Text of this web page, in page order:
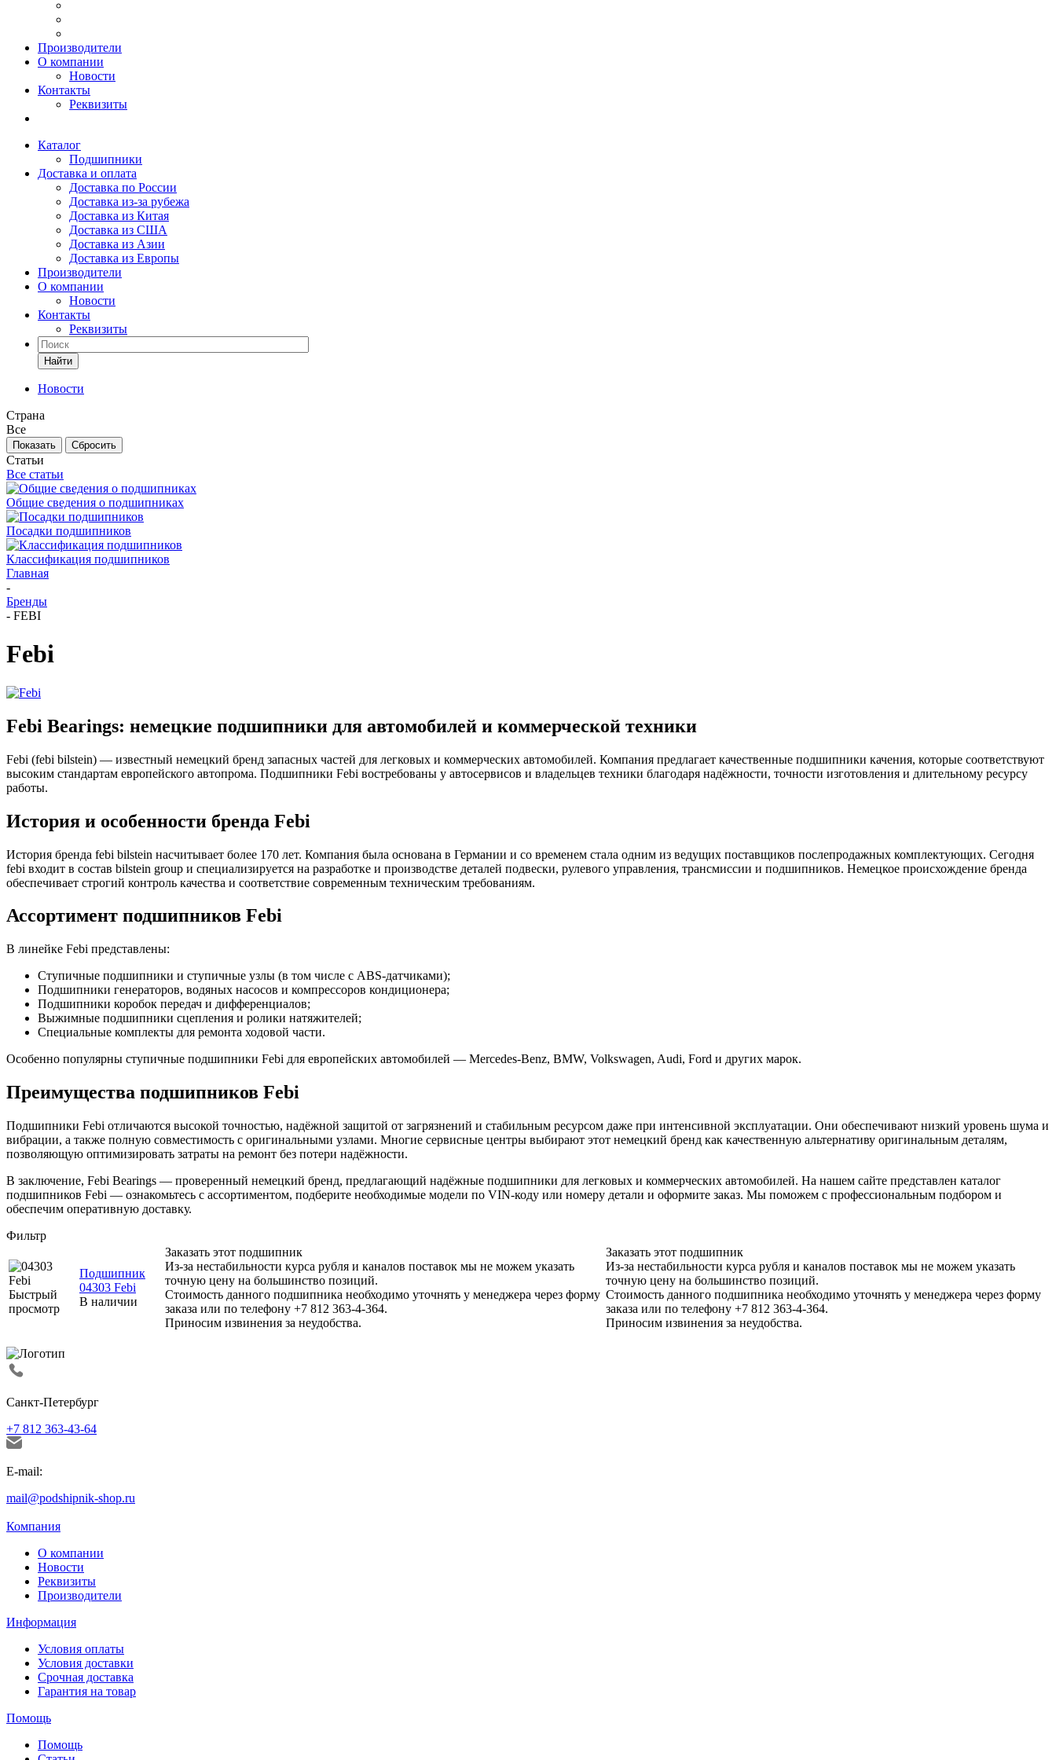
Производители
О компании
Новости
Контакты
Реквизиты
Каталог
Подшипники
Доставка и оплата
Доставка по России
Доставка из-за рубежа
Доставка из Китая
Доставка из США
Доставка из Азии
Доставка из Европы
Производители
О компании
Новости
Контакты
Реквизиты
Найти
Новости
Страна
Все
Сбросить
Статьи
Все статьи
Общие сведения о подшипниках
Посадки подшипников
Классификация подшипников
Главная
-
Бренды
- FEBI
Febi
Febi Bearings: немецкие подшипники для автомобилей и коммерческой техники
Febi (febi bilstein) — известный немецкий бренд запасных частей для легковых и коммерческих автомобилей. Компания предлагает качественные подшипники качения, которые соответствуют
высоким стандартам европейского автопрома. Подшипники Febi востребованы у автосервисов и владельцев техники благодаря надёжности, точности изготовления и длительному ресурсу
работы.
История и особенности бренда Febi
История бренда febi bilstein насчитывает более 170 лет. Компания была основана в Германии и со временем стала одним из ведущих поставщиков послепродажных комплектующих. Сегодня
febi входит в состав bilstein group и специализируется на разработке и производстве деталей подвески, рулевого управления, трансмиссии и подшипников. Немецкое происхождение бренда
обеспечивает строгий контроль качества и соответствие современным техническим требованиям.
Ассортимент подшипников Febi
В линейке Febi представлены:
Ступичные подшипники и ступичные узлы (в том числе с ABS-датчиками);
Подшипники генераторов, водяных насосов и компрессоров кондиционера;
Подшипники коробок передач и дифференциалов;
Выжимные подшипники сцепления и ролики натяжителей;
Специальные комплекты для ремонта ходовой части.
Особенно популярны ступичные подшипники Febi для европейских автомобилей — Mercedes-Benz, BMW, Volkswagen, Audi, Ford и других марок.
Преимущества подшипников Febi
Подшипники Febi отличаются высокой точностью, надёжной защитой от загрязнений и стабильным ресурсом даже при интенсивной эксплуатации. Они обеспечивают низкий уровень шума и
вибрации, а также полную совместимость с оригинальными узлами. Многие сервисные центры выбирают этот немецкий бренд как качественную альтернативу оригинальным деталям,
позволяющую оптимизировать затраты на ремонт без потери надёжности.
В заключение, Febi Bearings — проверенный немецкий бренд, предлагающий надёжные подшипники для легковых и коммерческих автомобилей. На нашем сайте представлен каталог
подшипников Febi — ознакомьтесь с ассортиментом, подберите необходимые модели по VIN-коду или номеру детали и оформите заказ. Мы поможем с профессиональным подбором и
обеспечим оперативную доставку.
Фильтр
Быстрый
просмотр
Подшипник
04303 Febi
В наличии
Заказать этот подшипник
Из-за нестабильности курса рубля и каналов поставок мы не можем указать
точную цену на большинство позиций.
Стоимость данного подшипника необходимо уточнять у менеджера через форму
заказа или по телефону +7 812 363-4-364.
Приносим извинения за неудобства.
Заказать этот подшипник
Из-за нестабильности курса рубля и каналов поставок мы не можем указать
точную цену на большинство позиций.
Стоимость данного подшипника необходимо уточнять у менеджера через форму
заказа или по телефону +7 812 363-4-364.
Приносим извинения за неудобства.
Санкт-Петербург
+7 812 363-43-64
E-mail:
mail@podshipnik-shop.ru
Компания
О компании
Новости
Реквизиты
Производители
Информация
Условия оплаты
Условия доставки
Срочная доставка
Гарантия на товар
Помощь
Помощь